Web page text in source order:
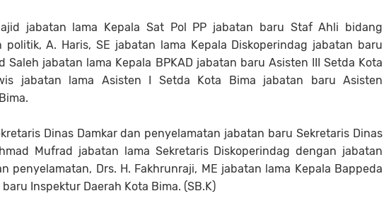
jabatan lama Kepala Sat Pol PP jabatan baru Staf Ahli bidang
A. Haris, SE jabatan lama Kepala Diskoperindag jabatan baru
Saleh jabatan lama Kepala BPKAD jabatan baru Asisten III Setda Kota
jabatan lama Asisten I Setda Kota Bima jabatan baru Asisten
Dinas Damkar dan penyelamatan jabatan baru Sekretaris Dinas
Mufrad jabatan lama Sekretaris Diskoperindag dengan jabatan
penyelamatan, Drs. H. Fakhrunraji, ME jabatan lama Kepala Bappeda
Inspektur Daerah Kota Bima. (SB.K)